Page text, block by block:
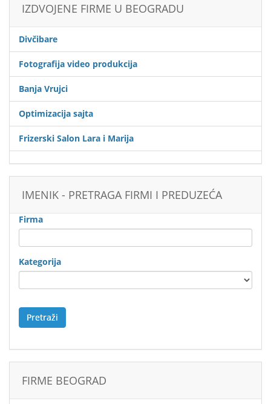
IZDVOJENE FIRME U BEOGRADU
Divčibare
Fotografija video produkcija
Banja Vrujci
Optimizacija sajta
Frizerski Salon Lara i Marija
IMENIK - PRETRAGA FIRMI I PREDUZEĆA
Firma
Kategorija
Pretraži
FIRME BEOGRAD